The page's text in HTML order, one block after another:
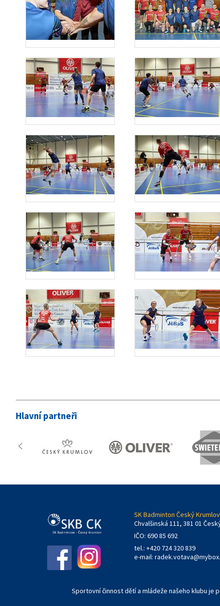
Hlavní partneři
SK Badminton Český
Chvalšinská 111, 381 01
IČO: 690 85 692
tel.: +420 724 320 839
e-mail:
Sportovní činnost dětí a mládeže našeho klubu je